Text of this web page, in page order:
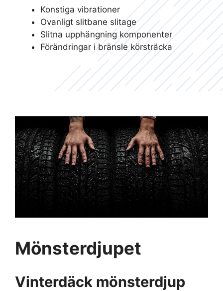
Konstiga vibrationer
Ovanligt slitbane slitage
Slitna upphängning komponenter
Förändringar i bränsle körsträcka
Mönsterdjupet
Vinterdäck mönsterdjup